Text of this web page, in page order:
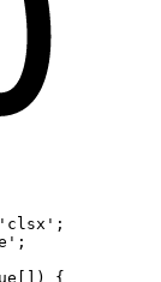
;
;
[]) {